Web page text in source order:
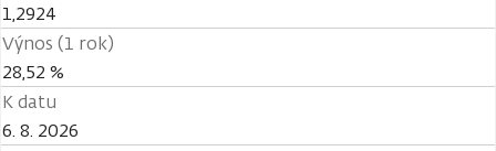
1,2924
Výnos (1 rok)
28,52 %
K datu
6. 8. 2026